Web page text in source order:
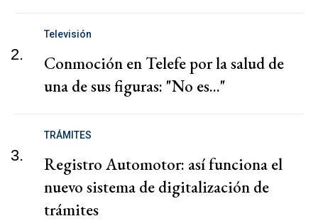
2.
Televisión
Conmoción en Telefe por la salud de
una de sus figuras: "No es..."
3.
TRÁMITES
Registro Automotor: así funciona el
nuevo sistema de digitalización de
trámites